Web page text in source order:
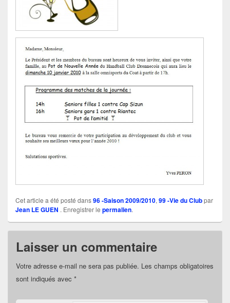
Cet article a été posté dans96 -Saison 2009/2010, 99 -Vie du Clubpar
Jean LE GUEN . Enregistrer le permalien.
Laisser un commentaire
Votre adresse e-mail ne sera pas publiée. Les champs obligatoires
sont indiqués avec *